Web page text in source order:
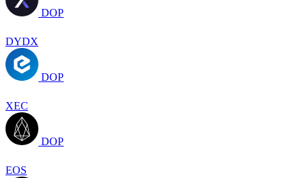
DOP
DYDX
DOP
XEC
DOP
EOS